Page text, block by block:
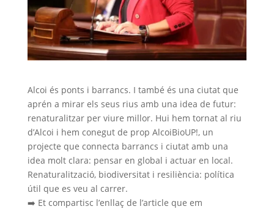
Alcoi és ponts i barrancs. I també és una ciutat que
aprén a mirar els seus rius amb una idea de futur:
renaturalitzar per viure millor. Hui hem tornat al riu
d’Alcoi i hem conegut de prop AlcoiBioUP!, un
projecte que connecta barrancs i ciutat amb una
idea molt clara: pensar en global i actuar en local.
Renaturalització, biodiversitat i resiliència: política
útil que es veu al carrer.
➡️ Et compartisc l’enllaç de l’article que em